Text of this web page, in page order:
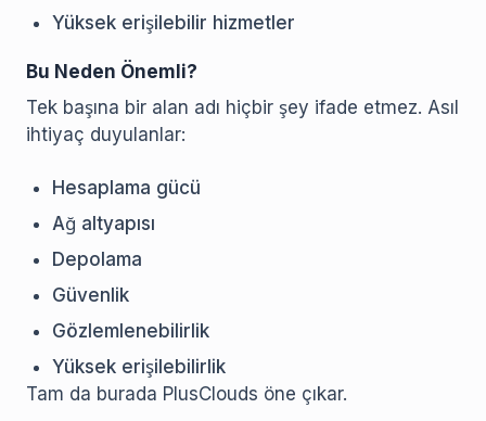
Yüksek erişilebilir hizmetler
Bu Neden Önemli?
Tek başına bir alan adı hiçbir şey ifade etmez. Asıl
ihtiyaç duyulanlar:
Hesaplama gücü
Ağ altyapısı
Depolama
Güvenlik
Gözlemlenebilirlik
Yüksek erişilebilirlik
Tam da burada PlusClouds öne çıkar.